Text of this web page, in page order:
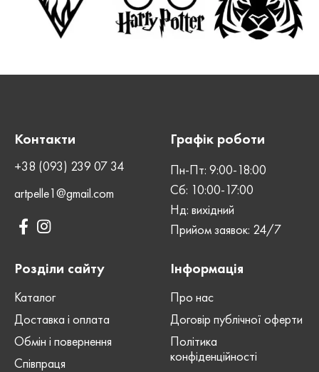
Контакти
+38 (093) 239 07 34
artpelle1@gmail.com
Графік роботи
Пн-Пт: 9:00-18:00
Сб: 10:00-17:00
Нд: вихідний
Прийом заявок: 24/7
Розділи сайту
Каталог
Доставка і оплата
Обмін і повернення
Співпраця
Інформація
Про нас
Договір публічної оферти
Політика
конфіденційності